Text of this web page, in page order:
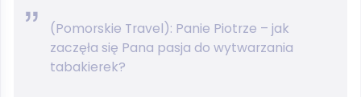
(Pomorskie Travel): Panie Piotrze – jak
zaczęła się Pana pasja do wytwarzania
tabakierek?